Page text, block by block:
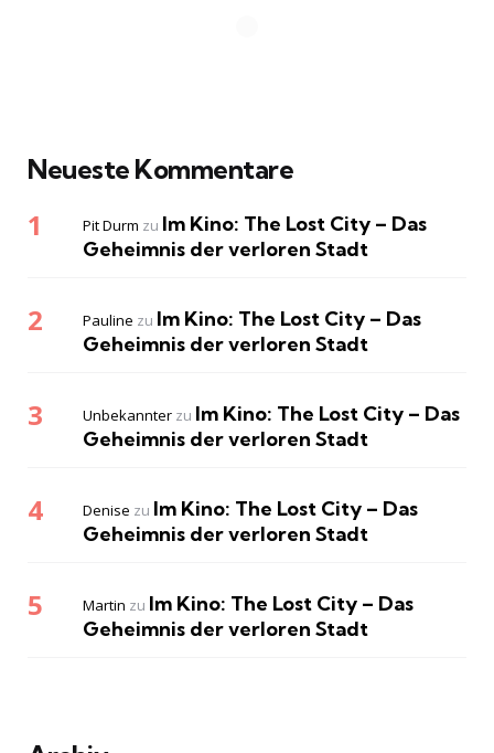
Neueste Kommentare
Pit Durm zu Im Kino: The Lost City – Das
Geheimnis der verloren Stadt
Pauline zu Im Kino: The Lost City – Das
Geheimnis der verloren Stadt
Unbekannter zu Im Kino: The Lost City – Das
Geheimnis der verloren Stadt
Denise zu Im Kino: The Lost City – Das
Geheimnis der verloren Stadt
Martin zu Im Kino: The Lost City – Das
Geheimnis der verloren Stadt